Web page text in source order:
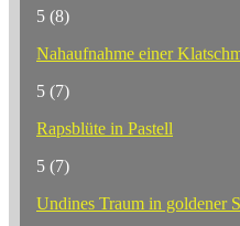
5 (8)
Nahaufnahme einer
5 (7)
Rapsblüte in Pastell
5 (7)
Undines Traum in goldener